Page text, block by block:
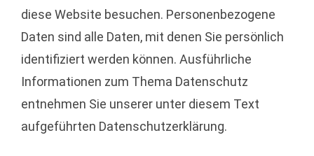
diese Website besuchen. Personenbezogene
Daten sind alle Daten, mit denen Sie persönlich
identifiziert werden können. Ausführliche
Informationen zum Thema Datenschutz
entnehmen Sie unserer unter diesem Text
aufgeführten Datenschutzerklärung.